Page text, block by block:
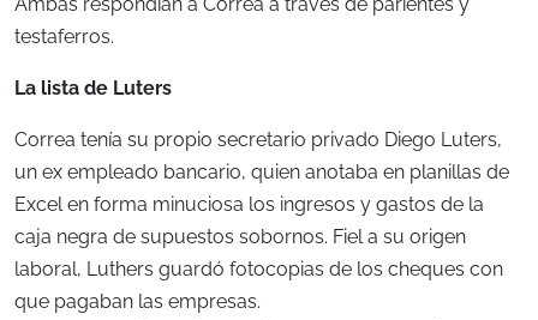
testaferros.
La lista de Luters
Correa tenía su propio secretario privado Diego Luters,
un ex empleado bancario, quien anotaba en planillas de
Excel en forma minuciosa los ingresos y gastos de la
caja negra de supuestos sobornos. Fiel a su origen
laboral, Luthers guardó fotocopias de los cheques con
que pagaban las empresas.